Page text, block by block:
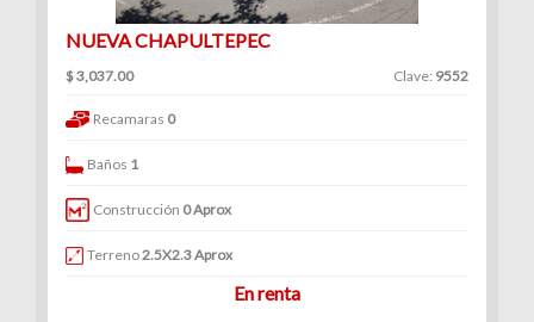
NUEVA CHAPULTEPEC
$ 3,037.00 Clave: 9552
Recamaras 0
Baños 1
Construcción 0 Aprox
Terreno2.5X2.3 Aprox
En renta